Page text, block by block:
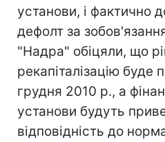
установи, і фактично
дефолт за
"Надра" обіцяли, що
рекапіталізацію буде
грудня 2010 р., а
установи будуть
відповідність до